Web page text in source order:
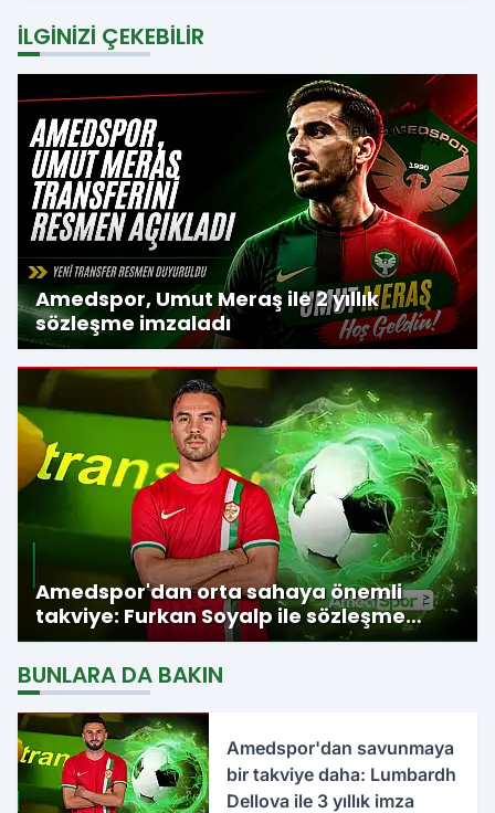
İLGINIZI ÇEKEBILIR
Amedspor, Umut Meraş ile 2 yıllık
sözleşme imzaladı
Amedspor'dan orta sahaya önemli
takviye: Furkan Soyalp ile sözleşme
imzalandı
BUNLARA DA BAKIN
Amedspor'dan savunmaya
bir takviye daha: Lumbardh
Dellova ile 3 yıllık imza